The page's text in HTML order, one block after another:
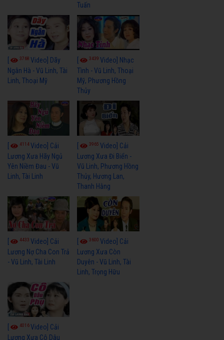
Tuấn
3768 Video] Dãy
Ngân Hà - Vũ Linh, Tài
Linh, Thoại Mỹ
3439Video] Nhạc
Tình - Vũ Linh, Thoại
Mỹ, Phương Hồng
Thủy
4114Video] Cải
Lương Xưa Hãy Ngủ
Yên Niềm Đau - Vũ
Linh, Tài Linh
3965Video] Cải
Lương Xưa Đi Biển -
Vũ Linh, Phương Hồng
Thủy, Hương Lan,
Thanh Hằng
4433 Video] Cải
Lương Nợ Cha Con Trả
- Vũ Linh, Tài Linh
3600Video] Cải
Lương Xưa Còn
Duyên - Vũ Linh, Tài
Linh, Trọng Hữu
[ 4016Video] Cải
Lương Xưa Cô Dâu